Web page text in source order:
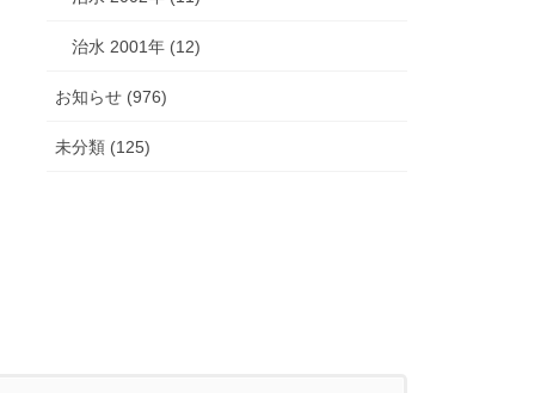
治水 2001年 (12)
お知らせ (976)
未分類 (125)